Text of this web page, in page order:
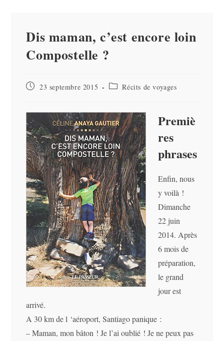
Dis maman, c’est encore loin
Compostelle ?
Publication
23 septembre 2015
Post Récits de voyages
Premiè
res
phrases
Enfin, nous
y voilà !
Dimanche
22 juin
2014. Après
6 mois de
préparation,
le grand
jour est
arrivé.
A 30 km de l ‘aéroport, Santiago panique :
– Maman, mon bâton ! Je l’ai oublié ! Je ne peux pas